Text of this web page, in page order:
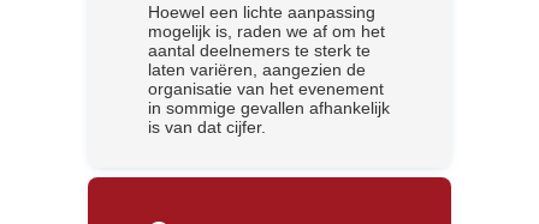
Hoewel een lichte aanpassing
mogelijk is, raden we af om het
aantal deelnemers te sterk te
laten variëren, aangezien de
organisatie van het evenement
in sommige gevallen afhankelijk
is van dat cijfer.